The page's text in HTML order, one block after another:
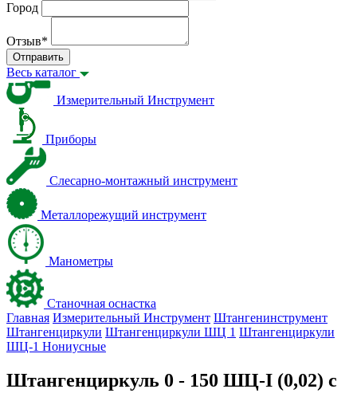
Город
Отзыв*
Отправить
Весь каталог
Измерительный Инструмент
Приборы
Слесарно-монтажный инструмент
Металлорежущий инструмент
Манометры
Станочная оснастка
Главная Измерительный Инструмент Штангенинструмент
Штангенциркули Штангенциркули ШЦ 1 Штангенциркули
ШЦ-1 Нониусные
Штангенциркуль 0 - 150 ШЦ-I (0,02) с